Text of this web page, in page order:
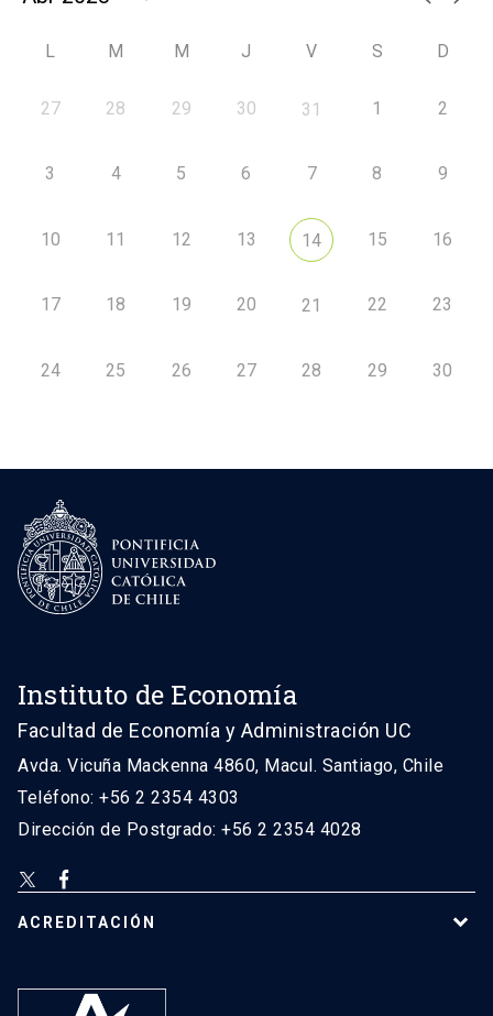
L M M J V S D
27 28 29 30 31 1 2
3 4 5 6 7 8 9
10 11 12 13 14 15 16
17 18 19 20 21 22 23
24 25 26 27 28 29 30
Instituto de Economía
Facultad de Economía y Administración UC
Avda. Vicuña Mackenna 4860, Macul. Santiago, Chile
Teléfono: +56 2 2354 4303
Dirección de Postgrado: +56 2 2354 4028
ACREDITACIÓN